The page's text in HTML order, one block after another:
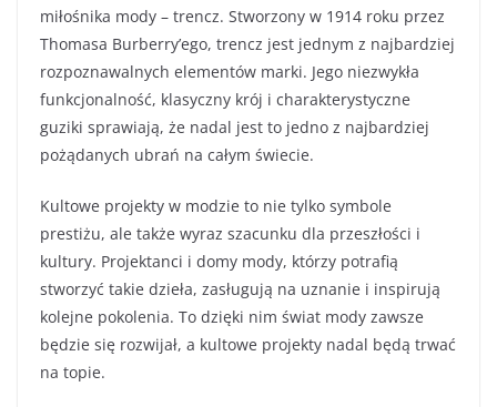
miłośnika mody – trencz. Stworzony w 1914 roku przez
Thomasa Burberry’ego, trencz jest jednym z najbardziej
rozpoznawalnych elementów marki. Jego niezwykła
funkcjonalność, klasyczny krój i charakterystyczne
guziki sprawiają, że nadal jest to jedno z najbardziej
pożądanych ubrań na całym świecie.
Kultowe projekty w modzie to nie tylko symbole
prestiżu, ale także wyraz szacunku dla przeszłości i
kultury. Projektanci i domy mody, którzy potrafią
stworzyć takie dzieła, zasługują na uznanie i inspirują
kolejne pokolenia. To dzięki nim świat mody zawsze
będzie się rozwijał, a kultowe projekty nadal będą trwać
na topie.